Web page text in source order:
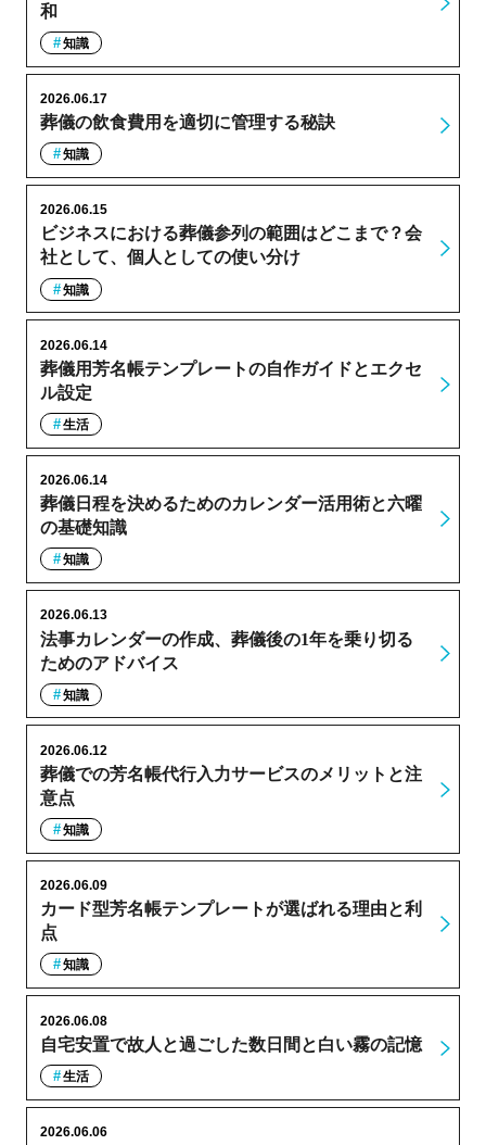
和
知識
葬儀の飲食費用を適切に管理する秘訣
2026.06.17
知識
ビジネスにおける葬儀参列の範囲はどこまで？会
社として、個人としての使い分け
2026.06.15
知識
葬儀用芳名帳テンプレートの自作ガイドとエクセ
ル設定
2026.06.14
生活
葬儀日程を決めるためのカレンダー活用術と六曜
の基礎知識
2026.06.14
知識
法事カレンダーの作成、葬儀後の1年を乗り切る
ためのアドバイス
2026.06.13
知識
葬儀での芳名帳代行入力サービスのメリットと注
意点
2026.06.12
知識
カード型芳名帳テンプレートが選ばれる理由と利
点
2026.06.09
知識
自宅安置で故人と過ごした数日間と白い霧の記憶
2026.06.08
生活
2026.06.06